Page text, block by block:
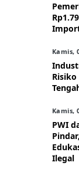
Kamis,
Kamis,
PWI
Ilegal